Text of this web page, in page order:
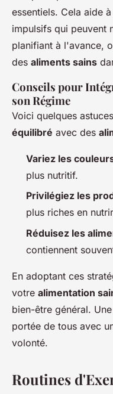
essentiels. Cela aide
impulsifs qui peuvent
planifiant à l'avance,
des aliments sains
Conseils pour
son Régime
Voici quelques
équilibré avec des
Variez les
plus nutritif.
Privilégiez les
plus riches en
Réduisez les
contiennent
En adoptant ces
votre alimentation
bien-être général. Une
portée de tous avec
volonté.
Routines